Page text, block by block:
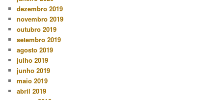
dezembro 2019
novembro 2019
outubro 2019
setembro 2019
agosto 2019
julho 2019
junho 2019
maio 2019
abril 2019